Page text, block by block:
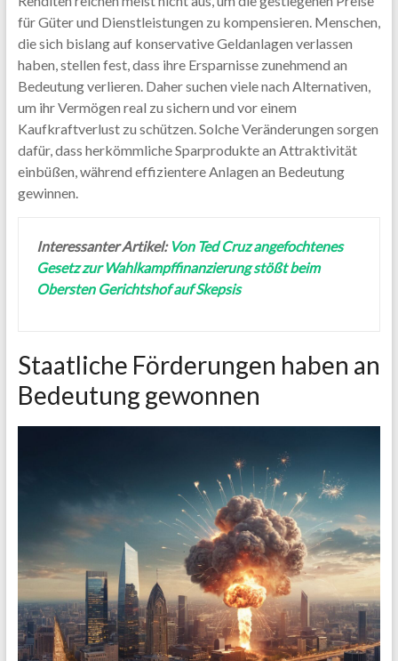
für Güter und Dienstleistungen zu kompensieren. Menschen,
die sich bislang auf konservative Geldanlagen verlassen
haben, stellen fest, dass ihre Ersparnisse zunehmend an
Bedeutung verlieren. Daher suchen viele nach Alternativen,
um ihr Vermögen real zu sichern und vor einem
Kaufkraftverlust zu schützen. Solche Veränderungen sorgen
dafür, dass herkömmliche Sparprodukte an Attraktivität
einbüßen, während effizientere Anlagen an Bedeutung
gewinnen.
Interessanter Artikel: Von Ted Cruz angefochtenes
Gesetz zur Wahlkampffinanzierung stößt beim
Obersten Gerichtshof auf Skepsis
Staatliche Förderungen haben an
Bedeutung gewonnen